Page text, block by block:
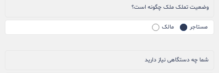
وضعیت تملک ملک چگونه است؟
مستاجر مالک
شما چه دستگاهی نیاز دارید